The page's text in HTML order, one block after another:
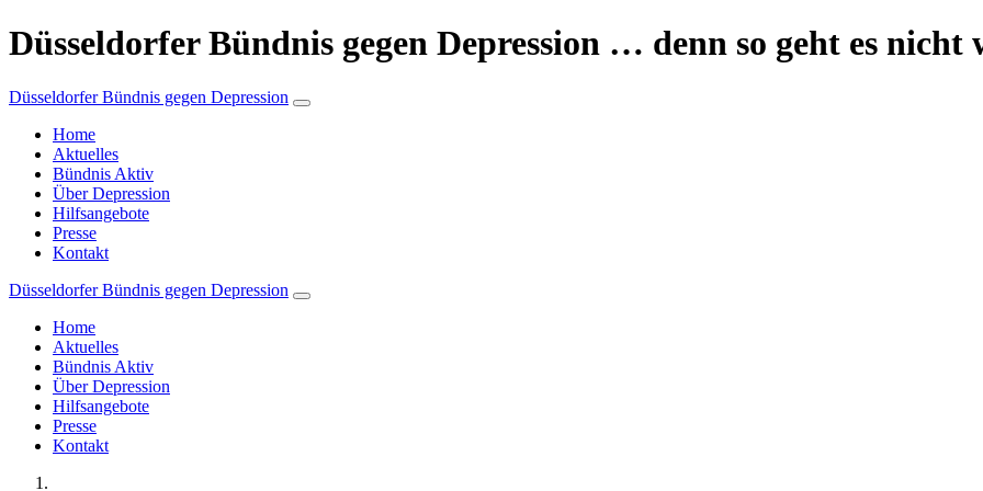
Düsseldorfer Bündnis gegen Depression … denn so geht es nicht
Düsseldorfer Bündnis gegen Depression
Home
Aktuelles
Bündnis Aktiv
Über Depression
Hilfsangebote
Presse
Kontakt
Düsseldorfer Bündnis gegen Depression
Home
Aktuelles
Bündnis Aktiv
Über Depression
Hilfsangebote
Presse
Kontakt